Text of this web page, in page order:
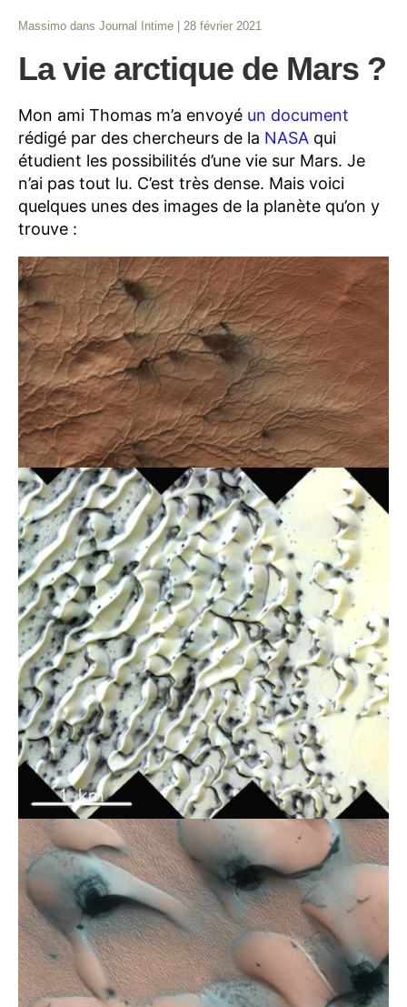
Massimo dans Journal Intime 28 février 2021
La vie arctique de Mars ?
Mon ami Thomas m’a envoyé un document
rédigé par des chercheurs de la NASA qui
étudient les possibilités d’une vie sur Mars. Je
n’ai pas tout lu. C’est très dense. Mais voici
quelques unes des images de la planète qu’on y
trouve :